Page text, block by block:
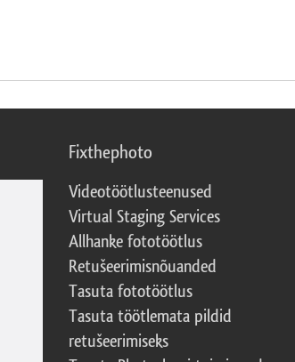
Fixthephoto
Videotöötlusteenused
Virtual Staging Services
Allhanke fototöötlus
Retušeerimisnõuanded
Tasuta fototöötlus
Tasuta töötlemata pildid
retušeerimiseks